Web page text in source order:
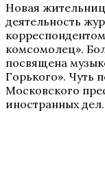
Новая
деятельность
комсомолец».
посвящена
Горького». Чуть
Московского
иностранных дел.